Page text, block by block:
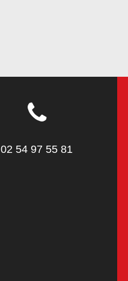
02 54 97 55 81